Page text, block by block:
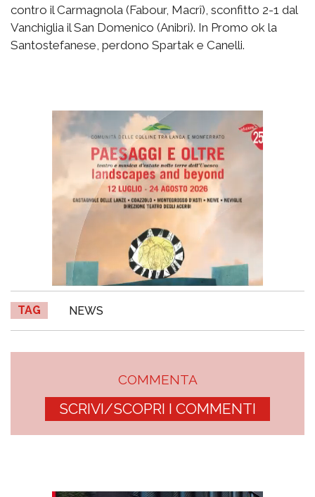
contro il Carmagnola (Fabour, Macrî), sconfitto 2-1 dal
Vanchiglia il San Domenico (Anibri). In Promo ok la
Santostefanese, perdono Spartak e Canelli.
TAG NEWS
COMMENTA
SCRIVI/SCOPRI I COMMENTI